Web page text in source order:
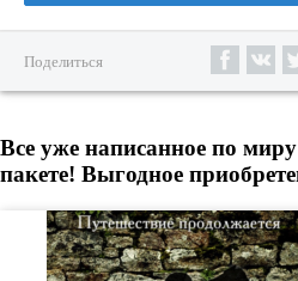
Поделиться
Все уже написанное по
пакете! Выгодное